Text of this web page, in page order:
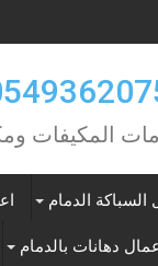
السباكة الدمام
دهانات بالدمام